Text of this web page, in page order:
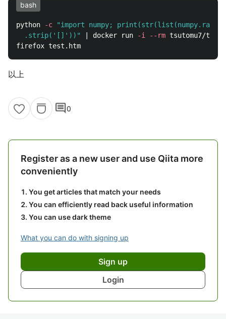
bash
python -c
"import numpy;
  .strip('[]'))"
| docker run -i --rm tsutomu7/
以上
comment0
Register as a new user and use Qiita more
conveniently
You get articles that match your needs
You can efficiently read back useful information
You can use dark theme
What you can do with signing up
Sign up
Login